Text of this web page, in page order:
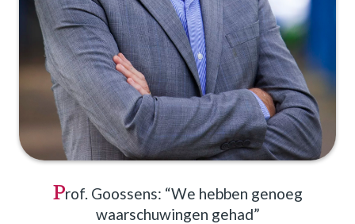
Prof. Goossens: “We hebben genoeg
waarschuwingen gehad”